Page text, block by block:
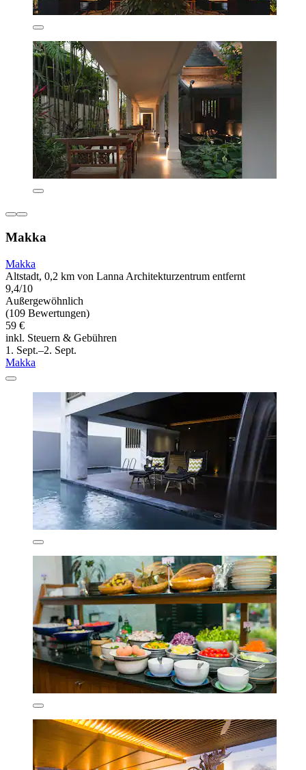
Makka
Makka
Altstadt, 0,2 km von Lanna Architekturzentrum entfernt
9,4/10
Außergewöhnlich
(109 Bewertungen)
59 €
inkl. Steuern & Gebühren
1. Sept.–2. Sept.
Makka